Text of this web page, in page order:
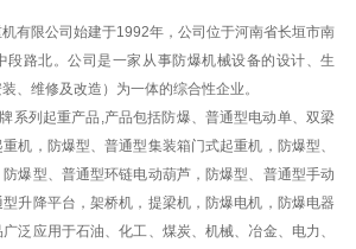
有限公司始建于1992年，公司位于河南省长垣市南
段路北。公司是一家从事防爆机械设备的设计、生
、维修及改造）为一体的综合性企业。
系列起重产品,产品包括防爆、普通型电动单、双梁
机，防爆型、普通型集装箱门式起重机，防爆型、
爆型、普通型环链电动葫芦，防爆型、普通型手动
升降平台，架桥机，提梁机，防爆电机，防爆电器
泛应用于石油、化工、煤炭、机械、冶金、电力、